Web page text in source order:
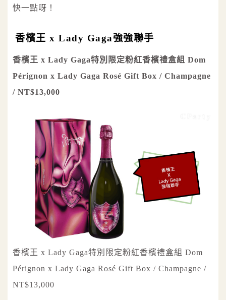
快一點呀！
香檳王 x Lady Gaga強強聯手
香檳王 x Lady Gaga特別限定粉紅香檳禮盒組 Dom
Pérignon x Lady Gaga Rosé Gift Box / Champagne
/ NT$13,000
香檳王 x Lady Gaga特別限定粉紅香檳禮盒組 Dom
Pérignon x Lady Gaga Rosé Gift Box / Champagne /
NT$13,000